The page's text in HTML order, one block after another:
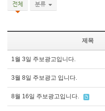
전체 분류
제목
1월 3일 주보광고입니다.
3월 8일 주보광고 입니다.
8월 16일 주보광고입니다.